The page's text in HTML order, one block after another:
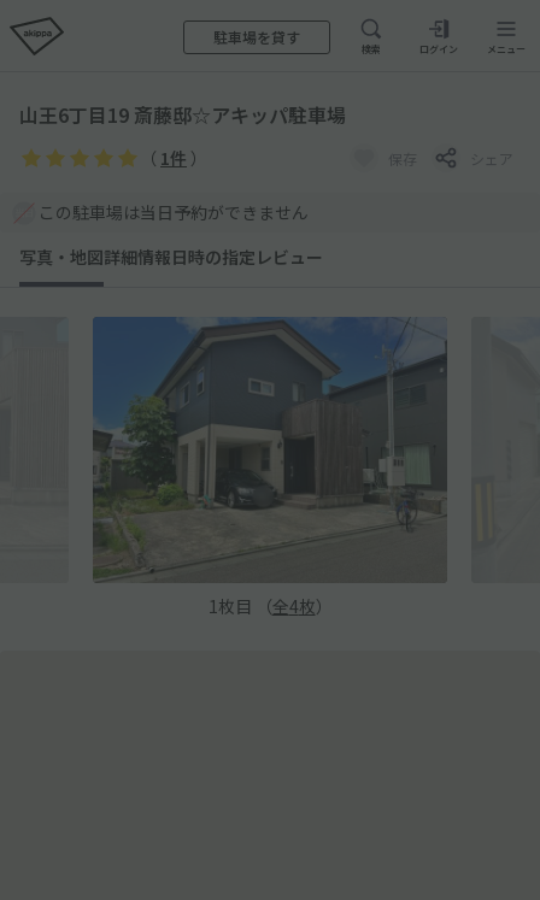
駐車場を貸す
検索 ログイン メニュー
山王6丁目19 斎藤邸☆アキッパ駐車場
（ 1件 ） 保存 シェア
この駐車場は当日予約ができません
写真・地図詳細情報日時の指定 レビュー
1 枚目 （全4枚）